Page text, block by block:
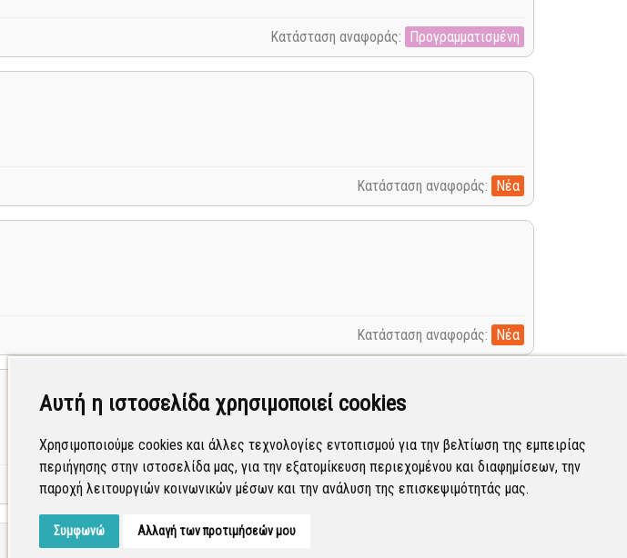
Αυτή η ιστοσελίδα χρησιμοποιεί cookies
Χρησιμοποιούμε cookies και άλλες τεχνολογίες εντοπισμού για την βελτίωση της εμπειρίας
περιήγησης στην ιστοσελίδα μας, για την εξατομίκευση περιεχομένου και διαφημίσεων, την
παροχή λειτουργιών κοινωνικών μέσων και την ανάλυση της επισκεψιμότητάς μας.
Συμφωνώ Αλλαγή των προτιμήσεών μου
Κατάσταση αναφοράς: Προγραμματισμένη
Κατάσταση αναφοράς: Νέα
Κατάσταση αναφοράς: Νέα
Κατάσταση αναφοράς: Νέα